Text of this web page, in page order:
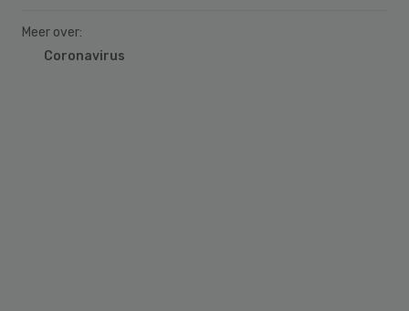
Meer over:
Coronavirus